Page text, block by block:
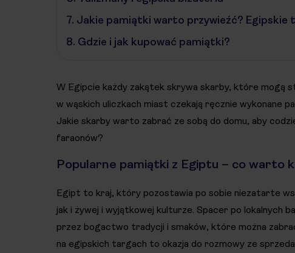
7. Jakie pamiątki warto przywieźć? Egipskie
8. Gdzie i jak kupować pamiątki?
W Egipcie każdy zakątek skrywa skarby, które mogą
w wąskich uliczkach miast czekają ręcznie wykonane
Jakie skarby warto zabrać ze sobą do domu, aby
faraonów?
Popularne pamiątki z Egiptu – co warto
Egipt to kraj, który pozostawia po sobie niezatarte
jak i żywej i wyjątkowej kulturze. Spacer po lokalnych
przez bogactwo tradycji i smaków, które można
na egipskich targach to okazja do rozmowy ze